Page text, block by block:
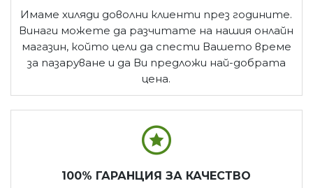
Имаме хиляди доволни клиенти през годините.
Винаги можете да разчитате на нашия онлайн
магазин, който цели да спести Вашето време
за пазаруване и да Ви предложи най-добрата
цена.
100% ГАРАНЦИЯ ЗА КАЧЕСТВО